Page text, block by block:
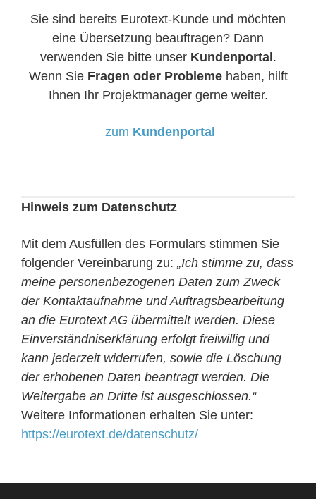
Sie sind bereits Eurotext-Kunde und möchten
eine Übersetzung beauftragen? Dann
verwenden Sie bitte unser Kundenportal .
Wenn Sie Fragen oder Problemehaben, hilft
Ihnen Ihr Projektmanager gerne weiter.
zum Kundenportal
Hinweis zum Datenschutz
Mit dem Ausfüllen des Formulars stimmen Sie
folgender Vereinbarung zu: „Ich stimme zu, dass
meine personenbezogenen Daten zum Zweck
der Kontaktaufnahme und Auftragsbearbeitung
an die Eurotext AG übermittelt werden. Diese
Einverständniserklärung erfolgt freiwillig und
kann jederzeit widerrufen, sowie die Löschung
der erhobenen Daten beantragt werden. Die
Weitergabe an Dritte ist ausgeschlossen.“
Weitere Informationen erhalten Sie unter:
https://eurotext.de/datenschutz/